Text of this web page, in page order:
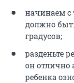
начинаем с
должно
градусов;
разденьте
он отлично
ребенка